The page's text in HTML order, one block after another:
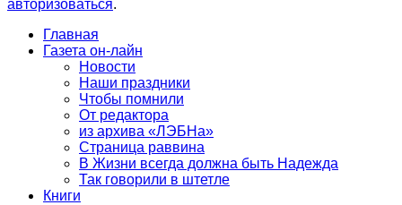
авторизоваться.
Главная
Газета он-лайн
Новости
Наши праздники
Чтобы помнили
От редактора
из архива «ЛЭБНа»
Страница раввина
В Жизни всегда должна быть Надежда
Так говорили в штетле
Книги